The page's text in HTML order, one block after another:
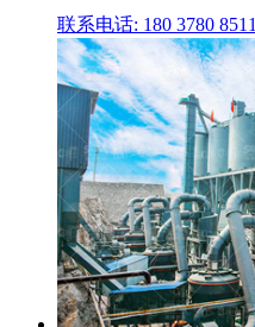
联系电话: 180 3780 8511